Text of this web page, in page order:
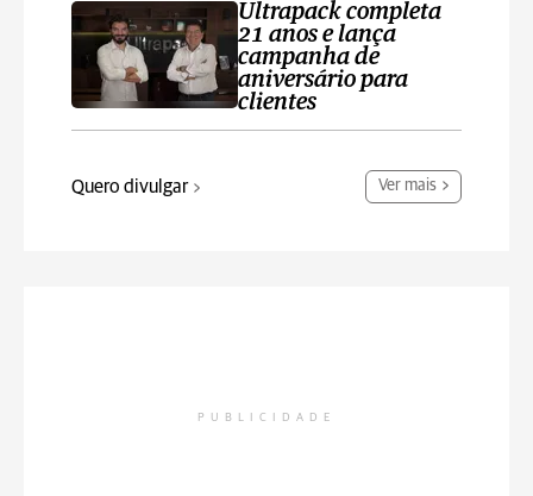
Ultrapack completa
21 anos e lança
campanha de
aniversário para
clientes
Quero divulgar Ver mais
PUBLICIDADE